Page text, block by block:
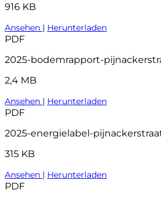
916 KB
Ansehen | Herunterladen
PDF
2025-bodemrapport-
2,4 MB
Ansehen | Herunterladen
PDF
2025-energielabel-
315 KB
Ansehen | Herunterladen
PDF